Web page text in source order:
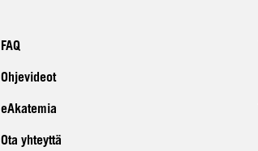
FAQ
Ohjevideot
eAkatemia
Ota yhteyttä